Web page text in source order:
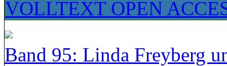
VOLLTEXT OPEN
Band 95: Linda Freyberg